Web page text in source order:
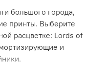
большого города,
принты. Выберите
расцветке: Lords of
и